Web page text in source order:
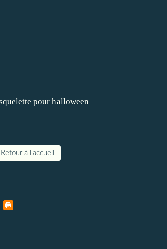
Retour à l'accueil